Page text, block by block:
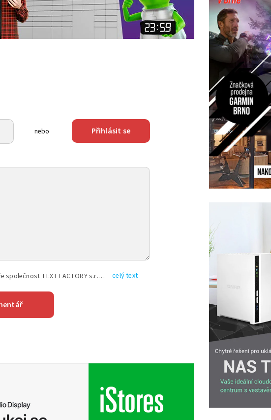
nebo Přihlásit se
Vyplněním shora uvedených údajů beru na vědomí, že společnost TEXT FACTORY s.r.o., sídlem Brno, Durďákova 336/29, Černá Pole, PSČ: 613 00, IČ: 06157831, zapsané u Krajského soudu v Brně, oddíl C, vložka 100399, bude zpracovávat mé osobní údaje uvedené v rámci mnou vyplněného registračního formuláře na základě oprávněných zájmů TEXT FACTORY s.r.o. dle čl. 6 odst. 1 písm. f) GDPR a pro splnění právních povinností (čl. 6 odst. 1 písm. c) GDPR), a to pro tyto účely: nezbytnost zajistit oprávnění návštěvníka webových stránek provozovaných společností TEXT FACTORY s.r.o. přispívat aktivně ke zveřejněným článkům nebo v rámci diskusních fór a výkon práv TEXT FACTORY s.r.o. jako administrátora těchto diskusních fór. Více informací o zpracování osobních údajů a právech lze nalézt v celý text